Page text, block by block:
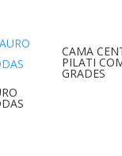
CAMA
PILATI
GRADES